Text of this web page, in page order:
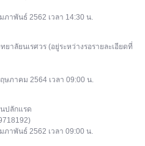
ภาพันธ์ 2562 เวลา 14:30 น.
ยาลัยนเรศวร (อยู่ระหว่างรอรายละเอียดที่
ษภาคม 2564 เวลา 09:00 น.
นปลักแรด
ภาพันธ์ 2562 เวลา 09:00 น.